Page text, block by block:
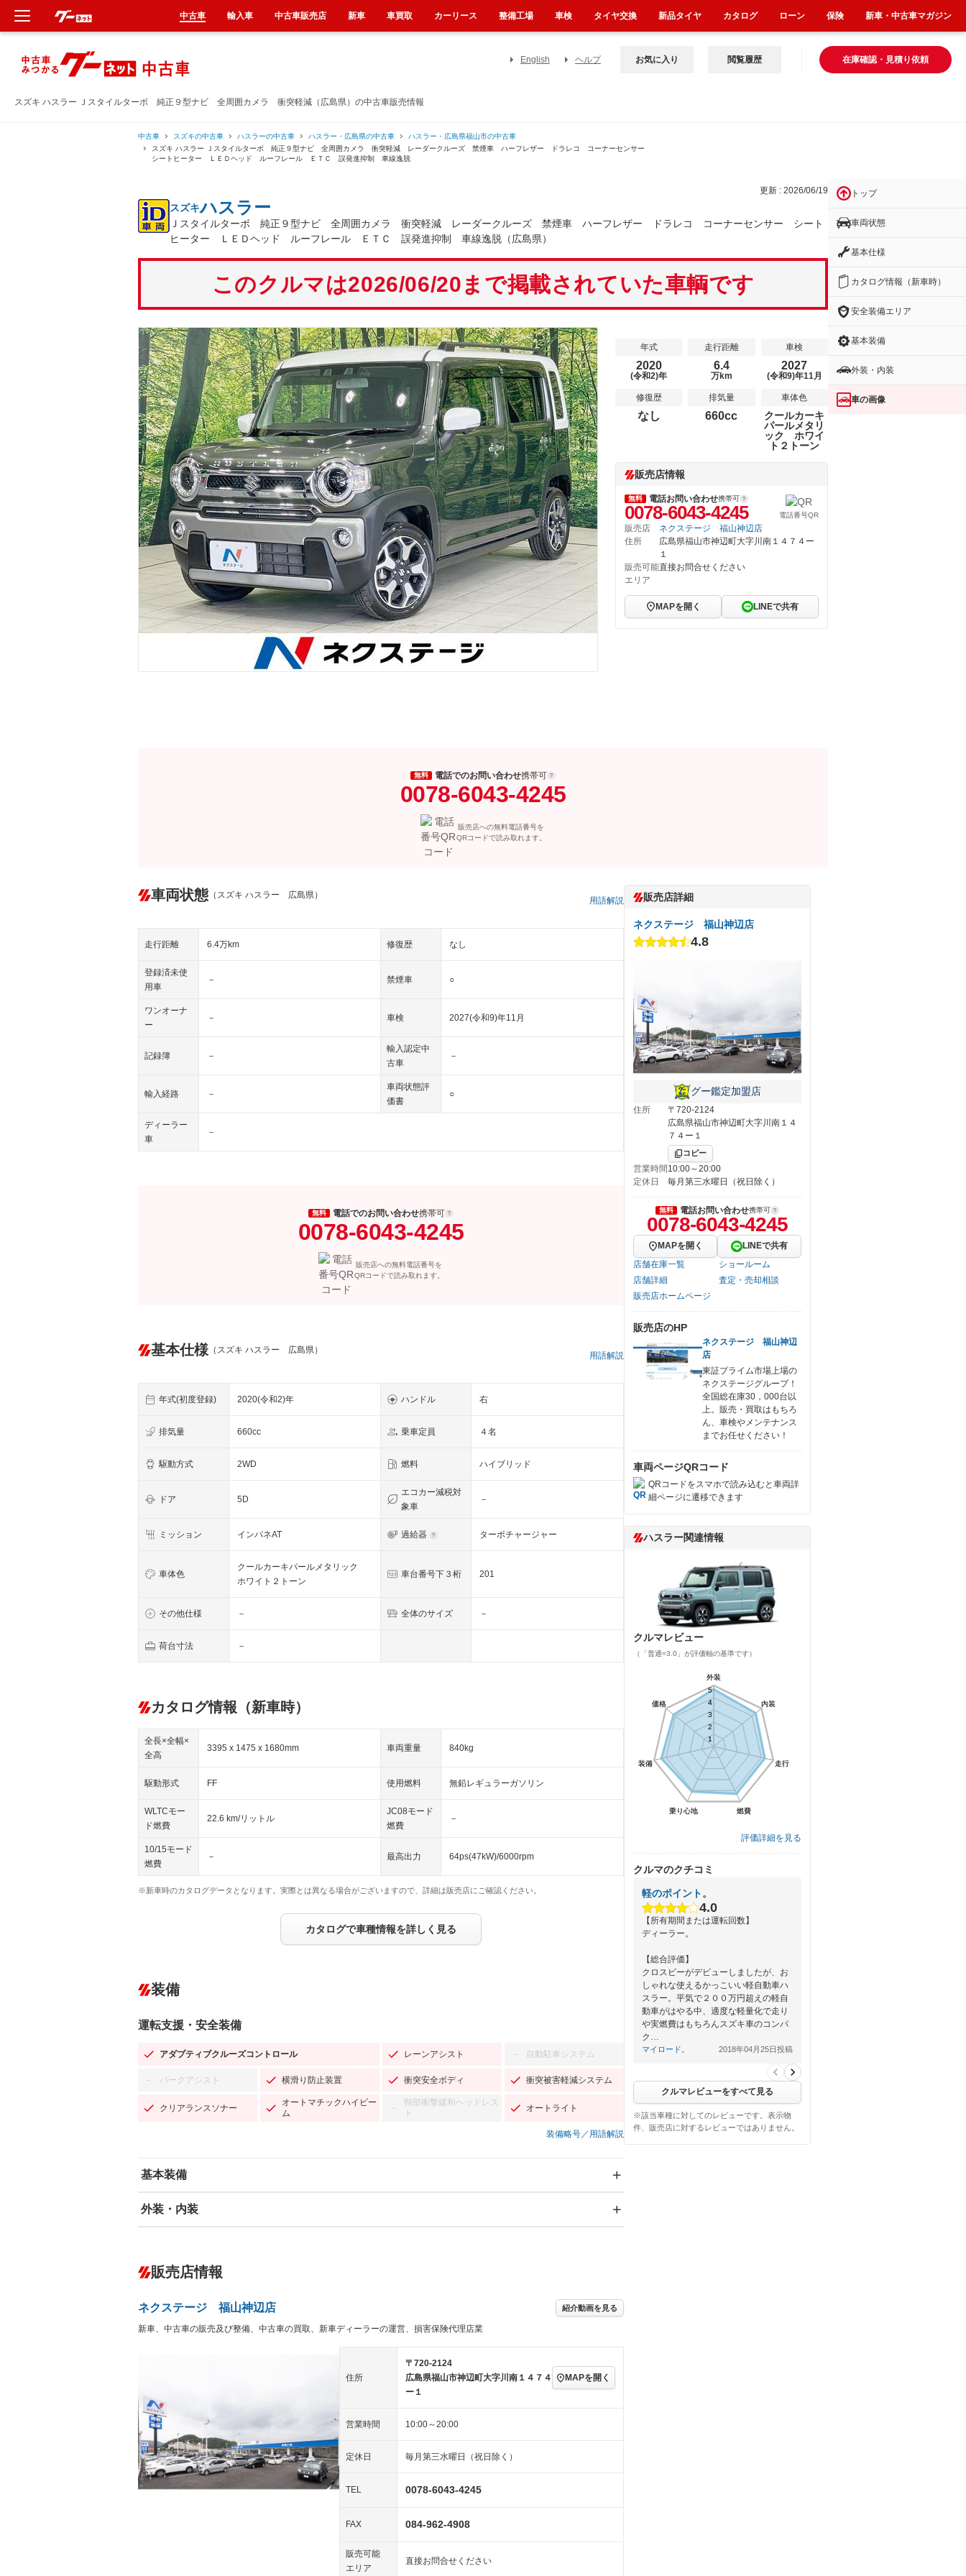
スズキ ハスラー Ｊスタイルターボ 純正９型ナビ 全周囲カメラ 衝突軽減（広島県）の中古車販売情報
English ヘルプ 在庫確認・見積り依頼
お気に入り 閲覧履歴
中古車 スズキの中古車 ハスラーの中古車 ハスラー・広島県の中古車
ハスラー・広島県福山市の中古車
スズキ ハスラー Ｊスタイルターボ 純正９型ナビ 全周囲カメラ 衝突軽減 レーダークルーズ 禁煙車 ハーフレザー ドラレコ コーナーセンサー
シートヒーター ＬＥＤヘッド ルーフレール ＥＴＣ 誤発進抑制 車線逸脱
更新 : 2026/06/19
スズキハスラー
Ｊスタイルターボ 純正９型ナビ 全周囲カメラ 衝突軽減 レーダークルーズ 禁煙車 ハーフレザー ドラレコ コーナーセンサー シート
ヒーター ＬＥＤヘッド ルーフレール ＥＴＣ 誤発進抑制 車線逸脱（広島県）
このクルマは2026/06/20まで掲載されていた車輌です
年式
2020
(令和2)年
走行距離
6.4
万km
車検
2027
(令和9)年11月
修復歴
なし
排気量
660cc
車体色
クールカーキ
パールメタリ
ック ホワイ
ト２トーン
販売店情報
無料 電話お問い合わせ携帯可
0078-6043-4245 電話番号QR
販売店
ネクステージ 福山神辺店
住所
広島県福山市神辺町大字川南１４７４ー
１
販売可能
エリア
直接お問合せください
MAPを開く LINEで共有
無料 電話でのお問い合わせ携帯可
0078-6043-4245
販売店への無料電話番号を
QRコードで読み取れます。
車両状態 （スズキ ハスラー 広島県）
用語解説
走行距離 6.4万km 修復歴 なし
登録済未使
用車
－ 禁煙車 ○
ワンオーナ
ー
－ 車検 2027(令和9)年11月
記録簿 －
輸入認定中
古車
－
輸入経路 －
車両状態評
価書
○
ディーラー
車
－
無料 電話でのお問い合わせ携帯可
0078-6043-4245
販売店への無料電話番号を
QRコードで読み取れます。
基本仕様 （スズキ ハスラー 広島県）
用語解説
年式(初度登録) 2020(令和2)年 ハンドル 右
排気量 660cc 乗車定員 ４名
駆動方式 2WD 燃料 ハイブリッド
ドア 5D
エコカー減税対
象車
－
ミッション インパネAT 過給器 ターボチャージャー
車体色
クールカーキパールメタリック
ホワイト２トーン
車台番号下３桁 201
その他仕様 － 全体のサイズ －
荷台寸法 －
カタログ情報（新車時）
全長×全幅×
全高
3395 x 1475 x 1680mm 車両重量 840kg
駆動形式 FF 使用燃料 無鉛レギュラーガソリン
WLTCモー
ド燃費
22.6 km/リットル
JC08モード
燃費
－
10/15モード
燃費
－ 最高出力 64ps(47kW)/6000rpm
※新車時のカタログデータとなります。実際とは異なる場合がございますので、詳細は販売店にご確認ください。
カタログで車種情報を詳しく見る
装備
運転支援・安全装備
アダプティブクルーズコントロール レーンアシスト － 自動駐車システム
－ パークアシスト 横滑り防止装置 衝突安全ボディ 衝突被害軽減システム
クリアランスソナー
オートマチックハイビー
ム
－
頸部衝撃緩和ヘッドレス
ト
オートライト
装備略号／用語解説
基本装備
エアバッグ：運転席/助手席/サイド
－ ダウンヒルアシストコントロール
Bluetooth接続 － センターデフロック
装備略号／用語解説
外装・内装
オーディオ：CDまたはCDチェンジャー／ミュージック
プレイヤー接続可
－
ヘッドライトウォッシャ
ー
－ キーレス
LEDヘッドランプ － HID(キセノンライト) － ポータブルナビ
スマートキー
3列シート － ベンチシート
－ フルフラットシート
シートヒーター ウォークスルー
フロントカメラ － シートエアコン 全周囲カメラ
ルーフレール － エアサスペンション
販売店情報
ネクステージ 福山神辺店 紹介動画を見る
新車、中古車の販売及び整備、中古車の買取、新車ディーラーの運営、損害保険代理店業
住所
〒720-2124
広島県福山市神辺町大字川南１４７４
ー１
MAPを開く
営業時間 10:00～20:00
定休日 毎月第三水曜日（祝日除く）
TEL 0078-6043-4245
FAX 084-962-4908
販売可能
エリア
直接お問合せください
販売店詳細
ネクステージ 福山神辺店
4.8
グー鑑定加盟店
住所
〒720-2124
広島県福山市神辺町大字川南１４
７４ー１
コピー
営業時間10:00～20:00
定休日
毎月第三水曜日（祝日除く）
無料 電話お問い合わせ携帯可
0078-6043-4245
MAPを開く
LINEで共有
店舗在庫一覧
ショールーム
店舗詳細
査定・売却相談
販売店ホームページ
販売店のHP
ネクステージ 福山神辺
店
東証プライム市場上場の
ネクステージグループ！
全国総在庫30，000台以
上。販売・買取はもちろ
ん、車検やメンテナンス
までお任せください！
車両ページQRコード
QRコードをスマホで読み込むと車両詳
細ページに遷移できます
ハスラー関連情報
クルマレビュー
（「普通=3.0」が評価軸の基準です）
外装
内装
走行
燃費
乗り心地
装備
価格
1
2
3
4
5
外装
内装
走行
燃費
乗り心地
装備
価格
1
2
3
4
5
評価詳細を見る
クルマのクチコミ
軽のポイント。
4.0
【所有期間または運転回数】
ディーラー。
【総合評価】
クロスビーがデビューしましたが、お
しゃれな使えるかっこいい軽自動車ハ
スラー。平気で２００万円超えの軽自
動車がはやる中、適度な軽量化で走り
や実燃費はもちろんスズキ車のコンパ
ク…
マイロード。 2018年04月25日投稿
クルマレビューをすべて見る
※該当車種に対してのレビューです。表示物
件、販売店に対するレビューではありません。
トップ
車両状態
基本仕様
カタログ情報（新車時）
安全装備エリア
基本装備
外装・内装
車の画像
中古車 輸入車 中古車販売店 新車 車買取 カーリース 整備工場 車検 タイヤ交換 新品タイヤ カタログ ローン 保険 新車・中古車マガジン
新車
中古車